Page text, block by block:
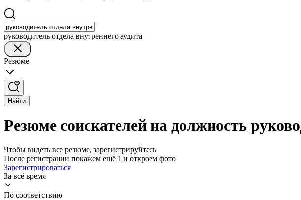
руководитель отдела внутреннего аудита
Резюме
Найти
Резюме соискателей на должность
Чтобы видеть все резюме, зарегистрируйтесь
После регистрации покажем ещё 1 и откроем фото
Зарегистрироваться
За всё время
По соответствию